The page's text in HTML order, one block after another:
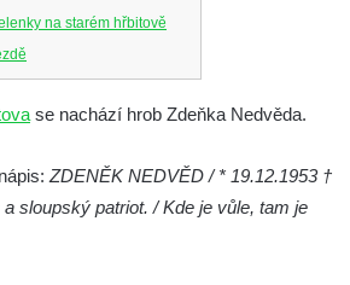
na starém hřbitově
se nachází hrob Zdeňka Nedvěda.
ZDENĚK NEDVĚD / * 19.12.1953 †
sloupský patriot. / Kde je vůle, tam je